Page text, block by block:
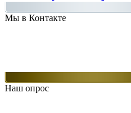
Мы в Контакте
Наш опрос